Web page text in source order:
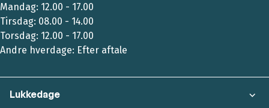
Mandag: 12.00 - 17.00
Tirsdag: 08.00 - 14.00
Torsdag: 12.00 - 17.00
Andre hverdage: Efter aftale
Lukkedage